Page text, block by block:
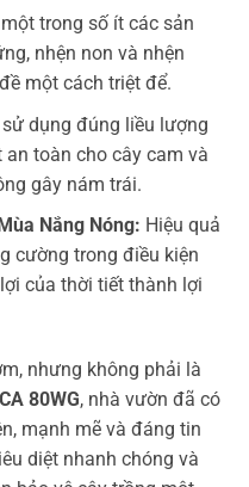
trong số ít các sản
nhện non và nhện
một cách triệt để.
sử dụng đúng liều lượng
an toàn cho cây cam và
gây nám trái.
Nắng Nóng: Hiệu quả
cường trong điều kiện
của thời tiết thành lợi
nhưng không phải là
80WG, nhà vườn đã có
mạnh mẽ và đáng tin
diệt nhanh chóng và